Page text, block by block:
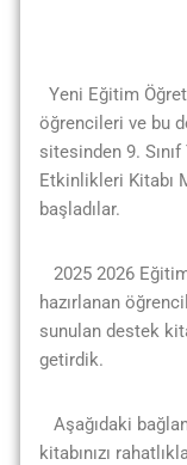
Yeni Eğitim
öğrencileri ve bu
sitesinden 9.
Etkinlikleri Kitabı
başladılar.
2025 2026
hazırlanan
sunulan destek
getirdik.
Aşağıdaki
kitabınızı